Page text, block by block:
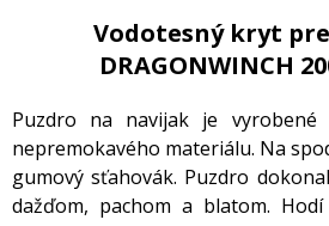
Vodotesný kryt
DRAGONWINCH
Puzdro na navijak je vyrobené
nepremokavého materiálu. Na
gumový sťahovák. Puzdro
dažďom, pachom a blatom.